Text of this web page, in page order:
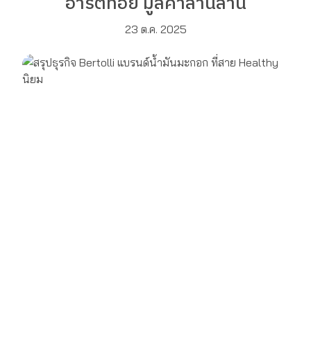
23 ต.ค. 2025